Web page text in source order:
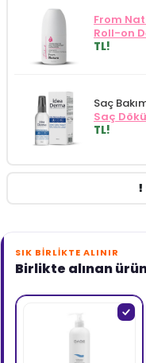
From
Roll-on
TL!
Saç
Saç
TL!
SIK BIRLIKTE ALINIR
Birlikte alınan